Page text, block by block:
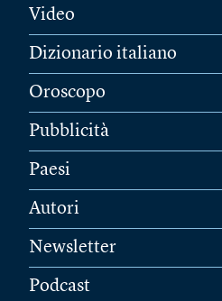
Video
Dizionario italiano
Oroscopo
Pubblicità
Paesi
Autori
Newsletter
Podcast